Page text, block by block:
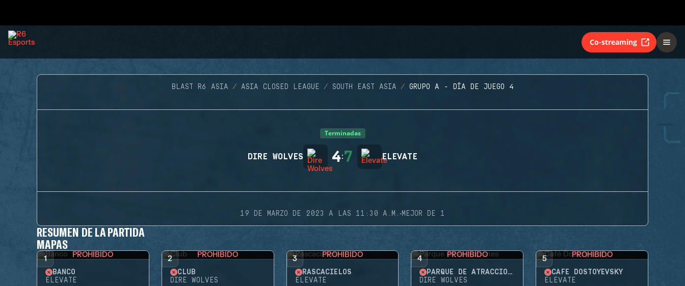
Co-streaming
BLAST R6 ASIA ASIA CLOSED LEAGUE SOUTH EAST ASIA GRUPO A - DÍA DE JUEGO 4
Terminadas
DIRE WOLVES 4:7 ELEVATE
19 DE MARZO DE 2023 A LAS 11:30 A.M. ·MEJOR DE 1
RESUMEN DE LA PARTIDA
MAPAS
1 PROHIBIDO
BANCO
ELEVATE
2 PROHIBIDO
CLUB
DIRE WOLVES
3 PROHIBIDO
RASCACIELOS
ELEVATE
4 PROHIBIDO
PARQUE DE ATRACCIONES
DIRE WOLVES
5 PROHIBIDO
CAFÉ DOSTOYEVSKY
ELEVATE